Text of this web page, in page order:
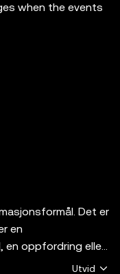
when the events
Det er
en
en oppfordring eller
Utvid